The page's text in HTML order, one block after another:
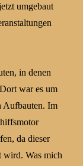
umgebaut
in denen
war es um
Aufbauten. Im
da dieser
wird. Was mich